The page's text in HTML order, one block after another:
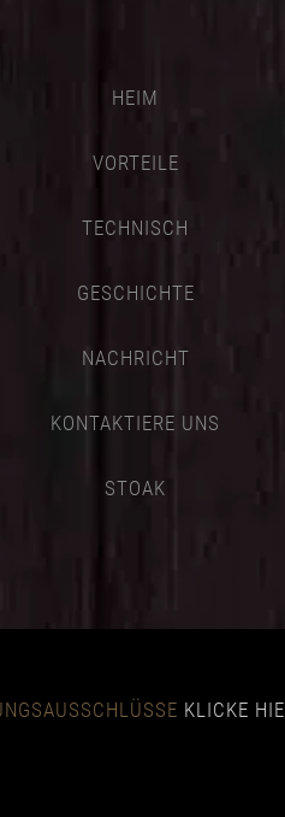
HEIM
VORTEILE
TECHNISCH
GESCHICHTE
NACHRICHT
KONTAKTIERE UNS
STOAK
KLICKE